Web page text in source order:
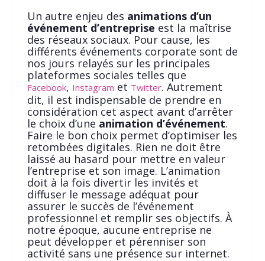
Un autre enjeu des animations d’un
événement d’entreprise est la maîtrise
des réseaux sociaux. Pour cause, les
différents événements corporate sont de
nos jours relayés sur les principales
plateformes sociales telles que
Facebook, Instagram et Twitter. Autrement
dit, il est indispensable de prendre en
considération cet aspect avant d’arrêter
le choix d’une animation d’événement.
Faire le bon choix permet d’optimiser les
retombées digitales. Rien ne doit être
laissé au hasard pour mettre en valeur
l’entreprise et son image. L’animation
doit à la fois divertir les invités et
diffuser le message adéquat pour
assurer le succès de l’événement
professionnel et remplir ses objectifs. À
notre époque, aucune entreprise ne
peut développer et pérenniser son
activité sans une présence sur internet.